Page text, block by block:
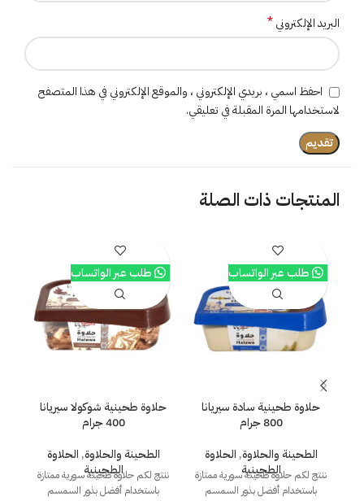
البريد الإلكتروني*
احفظ اسمي ، بريدي الإلكتروني ، والموقع الإلكتروني في هذا المتصفح
لاستخدامها المرة المقبلة في تعليقي.
المنتجات ذات الصلة
حلاوة طحينية سادة سيريانا
800 جرام
الطحينة والحلاوة, الحلاوة
الطحينية
ننتج لكم حلاوة طحينة سورية ممتازة
باستخدام أفضل بذور السمسم
طلب عبر الواتساب
حلاوة طحينية شوكولا سيريانا
400 جرام
الطحينة والحلاوة, الحلاوة
الطحينية
ننتج لكم حلاوة طحينة سورية ممتازة
باستخدام أفضل بذور السمسم
طلب عبر الواتساب